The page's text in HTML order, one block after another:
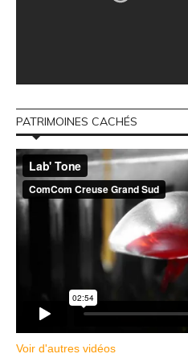
PATRIMOINES CACHÉS
Voir d'autres vidéos